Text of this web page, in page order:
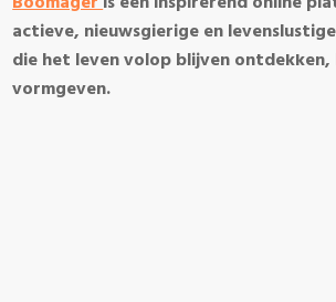
actieve, nieuwsgierige en
die het leven volop blijven ontdekken,
vormgeven.